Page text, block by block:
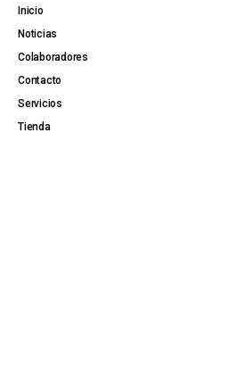
Inicio
Noticias
Colaboradores
Contacto
Servicios
Tienda